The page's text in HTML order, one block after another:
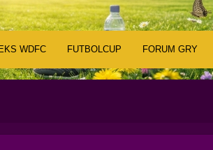
WDFC FUTBOLCUP FORUM GRY